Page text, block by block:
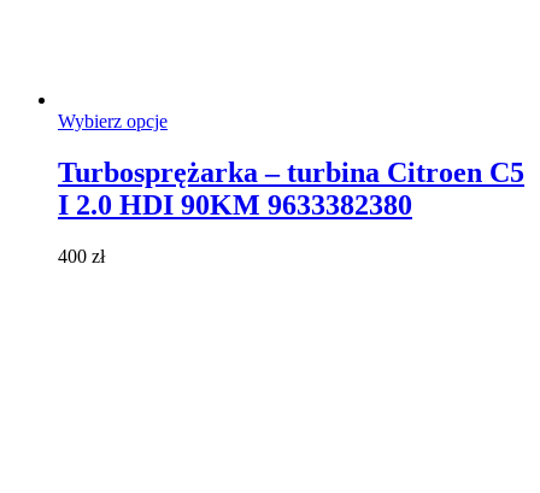
Wybierz opcjeTen
wiele
wariantów.
Turbosprężarka – turbina Citroen C5
I 2.0 HDI 90KM 9633382380
400 zł